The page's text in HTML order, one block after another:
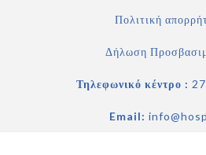
Πολιτική
Δήλωση
Τηλεφωνικό κέντρο :
Email: